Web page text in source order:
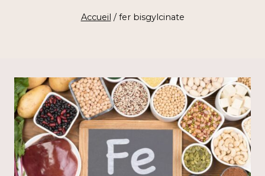
Accueil / fer bisgylcinate